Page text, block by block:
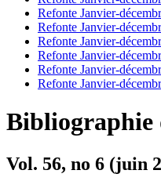
Refonte Janvier-
Refonte Janvier-
Refonte Janvier-
Refonte Janvier-
Refonte Janvier-
Refonte Janvier-
Bibliographie
Vol. 56, no 6 (juin